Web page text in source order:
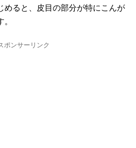
めると、皮目の部分が特にこんが
ポンサーリンク